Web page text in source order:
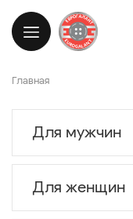
Главная
Для мужчин
Для женщин